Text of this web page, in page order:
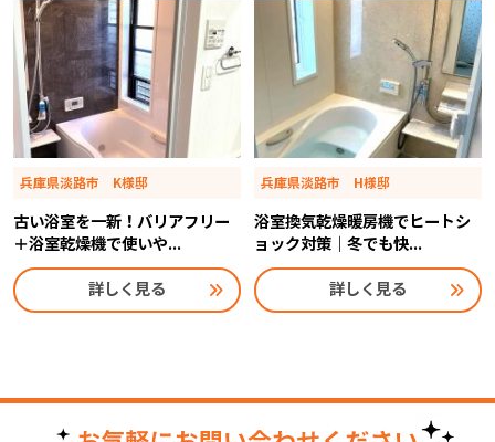
兵庫県淡路市 K様邸
古い浴室を一新！バリアフリー
＋浴室乾燥機で使いや...
詳しく見る
兵庫県淡路市 H様邸
浴室換気乾燥暖房機でヒートシ
ョック対策｜冬でも快...
詳しく見る